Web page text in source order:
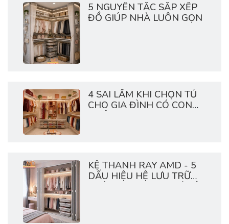
5 NGUYÊN TẮC SẮP XẾP
ĐỒ GIÚP NHÀ LUÔN GỌN
4 SAI LẦM KHI CHỌN TỦ
CHO GIA ĐÌNH CÓ CON
KỆ THANH RAY AMD - 5
DẤU HIỆU HỆ LƯU TRỮ